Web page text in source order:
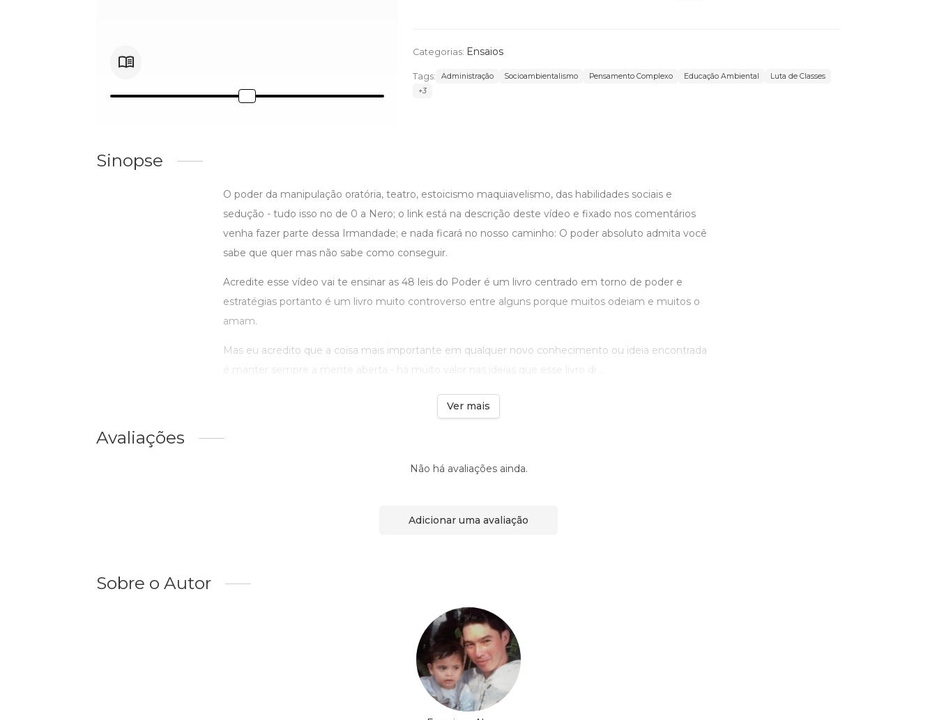
Categorias: Ensaios
Tags: Administração Socioambientalismo Pensamento Complexo Educação Ambiental
Luta de Classes
+3
Sinopse
O poder da manipulação oratória, teatro, estoicismo maquiavelismo, das habilidades sociais e
sedução - tudo isso no de 0 a Nero; o link está na descrição deste vídeo e fixado nos comentários
venha fazer parte dessa Irmandade; e nada ficará no nosso caminho: O poder absoluto admita você
sabe que quer mas não sabe como conseguir.
Acredite esse vídeo vai te ensinar as 48 leis do Poder é um livro centrado em torno de poder e
estratégias portanto é um livro muito controverso entre alguns porque muitos odeiam e muitos o
amam.
Mas eu acredito que a coisa mais importante em qualquer novo conhecimento ou ideia encontrada
é manter sempre a mente aberta - há muito valor nas ideias que esse livro di ...
Ver mais
Avaliações
Não há avaliações ainda.
Adicionar uma avaliação
Sobre o Autor